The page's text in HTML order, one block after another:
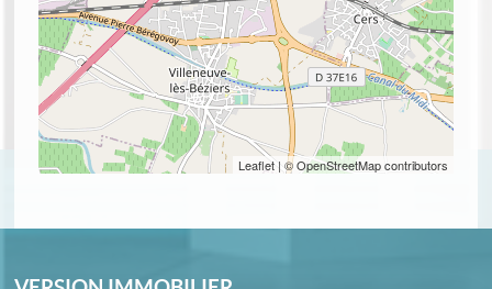
Leaflet | © OpenStreetMap contributors